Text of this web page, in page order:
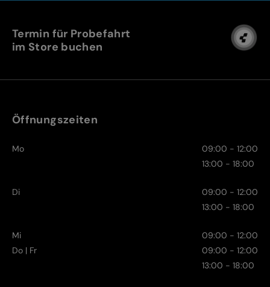
Termin für Probefahrt
im Store buchen
Öffnungszeiten
Mo
09:00 - 12:00
13:00 - 18:00
Di
09:00 - 12:00
13:00 - 18:00
Mi
09:00 - 12:00
Do | Fr
09:00 - 12:00
13:00 - 18:00